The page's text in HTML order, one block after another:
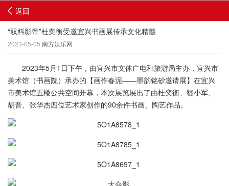
返回
“双料影帝”杜奕衡受邀宜兴书画展传承文化精髓
2023-05-05 南方娱乐网
2023年5月1日下午，由宜兴市文体广电和旅游局主办，宜兴市
美术馆（书画院）承办的【画作春泥——墨韵铭砂邀请展】在宜兴
市美术馆五楼公共空间开幕，本次展览展出了由杜奕衡、嵇小军、
胡晋、张华杰四位艺术家创作的90余件书画、陶艺作品。